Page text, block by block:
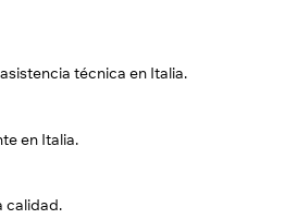
técnica en Italia.
en Italia.
calidad.